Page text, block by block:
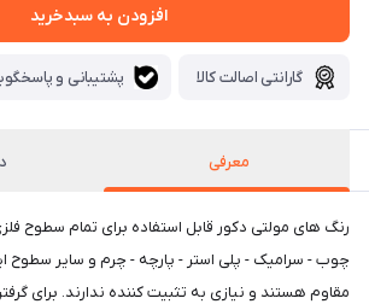
افزودن به سبدخرید
گارانتی اصالت کالا پشتیبانی و
معرفی
رنگ های مولتی دكور قابل استفاده برای تمام سطوح
چوب - سرامیک - پلی استر - پارچه - چرم و سایر سطوح
مقاوم هستند و نیازی به تثبیت کننده ندارند. برای